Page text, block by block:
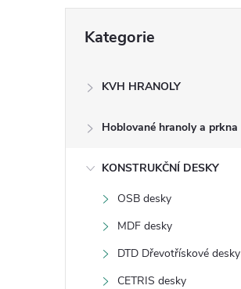
kategorie
Kategorie
KVH HRANOLY
Hoblované hranoly a prkna
KONSTRUKČNÍ DESKY
OSB desky
MDF desky
DTD Dřevotřískové desky
CETRIS desky